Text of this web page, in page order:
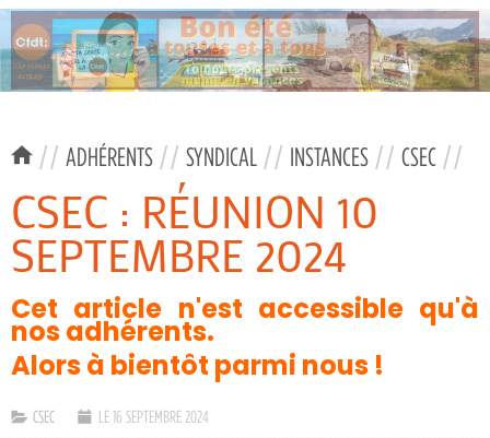
// ADHÉRENTS // SYNDICAL // INSTANCES // CSEC //
CSEC : RÉUNION 10
SEPTEMBRE 2024
Cet article n'est accessible qu'à
nos adhérents.
Alors à bientôt parmi nous !
CSEC LE 16 SEPTEMBRE 2024